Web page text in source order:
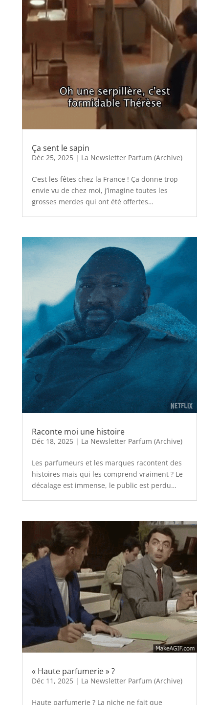
Ça sent le sapin
Déc 25, 2025| La Newsletter Parfum (Archive)
C’est les fêtes chez la France ! Ça donne trop
envie vu de chez moi, j’imagine toutes les
grosses merdes qui ont été offertes…
Raconte moi une histoire
Déc 18, 2025| La Newsletter Parfum (Archive)
Les parfumeurs et les marques racontent des
histoires mais qui les comprend vraiment ? Le
décalage est immense, le public est perdu…
« Haute parfumerie » ?
Déc 11, 2025| La Newsletter Parfum (Archive)
Haute parfumerie ? La niche ne fait que